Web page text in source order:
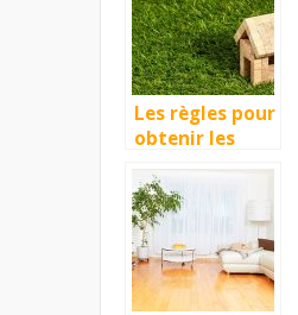
Les règles pour
obtenir les
meilleures
conditions de
crédit